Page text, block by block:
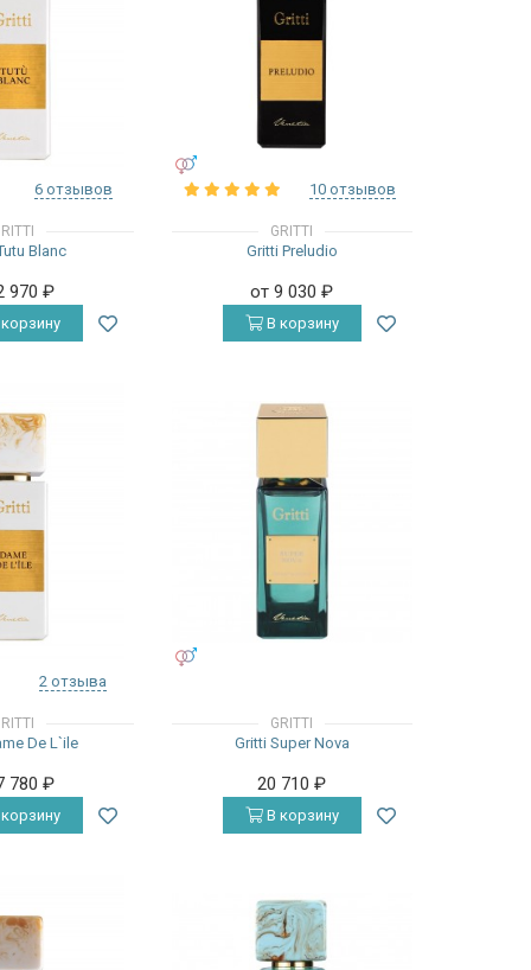
6 отзывов
Blanc
970₽
10 отзывов
GRITTI
Gritti Preludio
от 9 030₽
В корзину
2 отзыва
De L`ile
780₽
GRITTI
Gritti Super Nova
20 710₽
В корзину